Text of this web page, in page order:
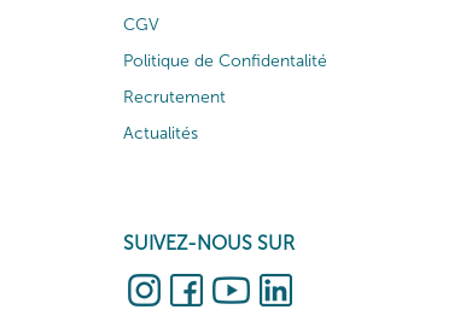
CGV
Politique de Confidentalité
Recrutement
Actualités
SUIVEZ-NOUS SUR